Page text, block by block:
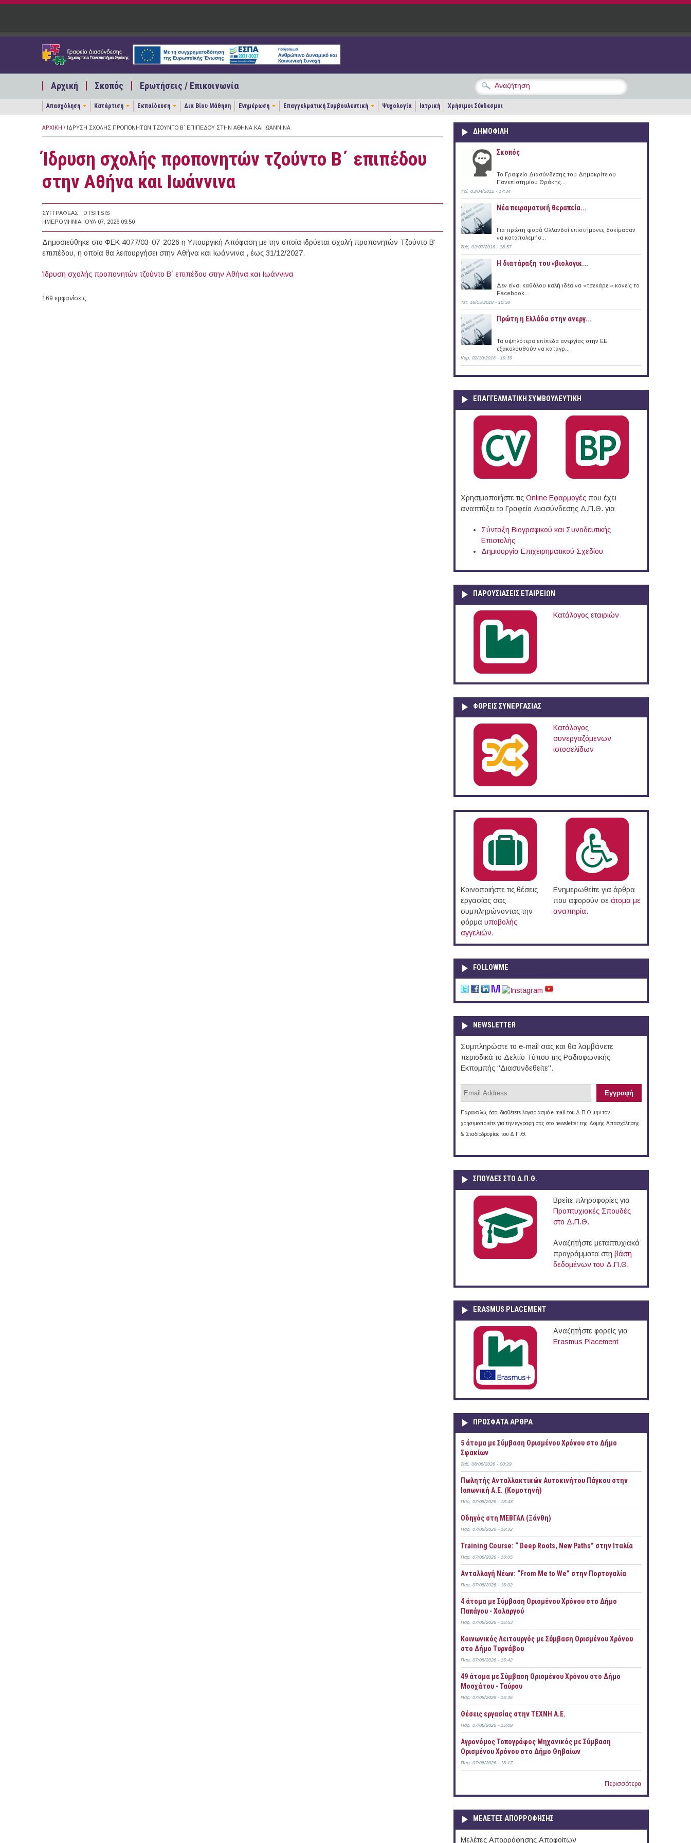
Παράκαμψη προς το κυρίως περιεχόμενο
Αρχική Σκοπός Ερωτήσεις / Επικοινωνία
Απασχόληση Κατάρτιση Εκπαίδευση Δια Βίου Μάθηση Ενημέρωση Επαγγελματική Συμβουλευτική Ψυχολογία Ιατρική Χρήσιμοι Σύνδεσμοι
ΑΡΧΙΚΉ / ΊΔΡΥΣΗ ΣΧΟΛΉΣ ΠΡΟΠΟΝΗΤΏΝ ΤΖΟΎΝΤΟ Β΄ ΕΠΙΠΈΔΟΥ ΣΤΗΝ ΑΘΉΝΑ ΚΑΙ ΙΩΆΝΝΙΝΑ
Ίδρυση σχολής προπονητών τζούντο Β΄ επιπέδου
στην Αθήνα και Ιωάννινα
ΣΥΓΓΡΑΦΈΑΣ:
DTSITSIS
ΗΜΕΡΟΜΗΝΊΑ: ΙΟΥΛ 07, 2026 09:50
Δημοσιεύθηκε στο ΦΕΚ 4077/03-07-2026 η Υπουργική Απόφαση με την οποία ιδρύεται σχολή προπονητών Τζούντο Β’
επιπέδου, η οποία θα λειτουργήσει στην Αθήνα και Ιωάννινα , έως 31/12/2027.
Ίδρυση σχολής προπονητών τζούντο Β΄ επιπέδου στην Αθήνα και Ιωάννινα
169 εμφανίσεις
ΔΗΜΟΦΙΛΗ
Σκοπός
Το Γραφείο Διασύνδεσης του Δημοκρίτειου
Πανεπιστημίου Θράκης...
Τρί, 03/04/2012 - 17:34
Νέα πειραματική θεραπεία...
Για πρώτη φορά Ολλανδοί επιστήμονες δοκίμασαν
να καταπολεμήσ...
Σάβ, 02/07/2016 - 18:57
Η διατάραξη του «βιολογικ...
Δεν είναι καθόλου καλή ιδέα να «τσεκάρει» κανείς το
Facebook...
Τετ, 16/05/2018 - 10:38
Πρώτη η Ελλάδα στην ανεργ...
Τα υψηλότερα επίπεδα ανεργίας στην ΕΕ
εξακολουθούν να καταγρ...
Κυρ, 02/10/2016 - 19:39
ΕΠΑΓΓΕΛΜΑΤΙΚΉ ΣΥΜΒΟΥΛΕΥΤΙΚΉ
Χρησιμοποιήστε τις Online Eφαρμογές που έχει
αναπτύξει το Γραφείο Διασύνδεσης Δ.Π.Θ. για
Σύνταξη Βιογραφικού και Συνοδευτικής
Επιστολής
Δημιουργία Επιχειρηματικού Σχεδίου
ΠΑΡΟΥΣΙΆΣΕΙΣ ΕΤΑΙΡΕΙΏΝ
Κατάλογος εταιριών
ΦΟΡΕΙΣ ΣΥΝΕΡΓΑΣΙΑΣ
Κατάλογος
συνεργαζόμενων
ιστοσελίδων
Κοινοποιήστε τις θέσεις
εργασίας σας
συμπληρώνοντας την
φόρμα υποβολής
αγγελιών.
Ενημερωθείτε για άρθρα
που αφορούν σε άτομα με
αναπηρία.
FOLLOWME
NEWSLETTER
Συμπληρώστε το e-mail σας και θα λαμβάνετε
περιοδικά το Δελτίο Τύπου της Ραδιοφωνικής
Εκπομπής "Διασυνδεθείτε".
Παρακαλώ, όσοι διαθέτετε λογαριασμό e-mail του Δ.Π.Θ μην τον
χρησιμοποιείτε για την εγγραφή σας στο newsletter της Δομής Απασχόλησης
& Σταδιοδρομίας του Δ.Π.Θ.
ΣΠΟΥΔΈΣ ΣΤΟ Δ.Π.Θ.
Βρείτε πληροφορίες για
Προπτυχιακές Σπουδές
στο Δ.Π.Θ.
Αναζητήστε μεταπτυχιακά
προγράμματα στη βάση
δεδομένων του Δ.Π.Θ.
ERASMUS PLACEMENT
Αναζητήστε φορείς για
Erasmus Placement
ΠΡOΣΦΑΤΑ AΡΘΡΑ
5 άτομα με Σύμβαση Ορισμένου Χρόνου στο Δήμο
Σφακίων
Σάβ, 08/08/2026 - 00:29
Πωλητής Ανταλλακτικών Αυτοκινήτου Πάγκου στην
Ιαπωνική Α.Ε. (Κομοτηνή)
Παρ, 07/08/2026 - 18:43
Οδηγός στη ΜΕΒΓΑΛ (Ξάνθη)
Παρ, 07/08/2026 - 16:32
Training Course: “ Deep Roots, New Paths” στην Ιταλία
Παρ, 07/08/2026 - 16:05
Ανταλλαγή Νέων: “From Me to We” στην Πορτογαλία
Παρ, 07/08/2026 - 16:02
4 άτομα με Σύμβαση Ορισμένου Χρόνου στο Δήμο
Παπάγου - Χολαργού
Παρ, 07/08/2026 - 15:53
Κοινωνικός Λειτουργός με Σύμβαση Ορισμένου Χρόνου
στο Δήμο Τυρνάβου
Παρ, 07/08/2026 - 15:42
49 άτομα με Σύμβαση Ορισμένου Χρόνου στο Δήμο
Μοσχάτου - Ταύρου
Παρ, 07/08/2026 - 15:36
Θέσεις εργασίας στην ΤΕΧΝΗ Α.Ε.
Παρ, 07/08/2026 - 15:09
Αγρονόμος Τοπογράφος Μηχανικός με Σύμβαση
Ορισμένου Χρόνου στο Δήμο Θηβαίων
Παρ, 07/08/2026 - 13:17
Περισσότερα
ΜΕΛΕΤΕΣ ΑΠΟΡΡΟΦΗΣΗΣ
Μελέτες Απορρόφησης Αποφοίτων